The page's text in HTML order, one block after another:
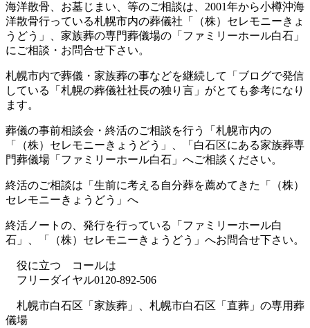
海洋散骨、お墓じまい、等のご相談は、2001年から小樽沖海
洋散骨行っている札幌市内の葬儀社「（株）セレモニーきょ
うどう」、家族葬の専門葬儀場の「ファミリーホール白石」
にご相談・お問合せ下さい。
札幌市内で葬儀・家族葬の事などを継続して「ブログで発信
している「札幌の葬儀社社長の独り言」がとても参考になり
ます。
葬儀の事前相談会・終活のご相談を行う「札幌市内の
「（株）セレモニーきょうどう」、「白石区にある家族葬専
門葬儀場「ファミリーホール白石」へご相談ください。
終活のご相談は「生前に考える自分葬を薦めてきた「（株）
セレモニーきょうどう」へ
終活ノートの、発行を行っている「ファミリーホール白
石」、「（株）セレモニーきょうどう」へお問合せ下さい。
役に立つ コールは
フリーダイヤル0120-892-506
札幌市白石区「家族葬」、札幌市白石区「直葬」の専用葬
儀場